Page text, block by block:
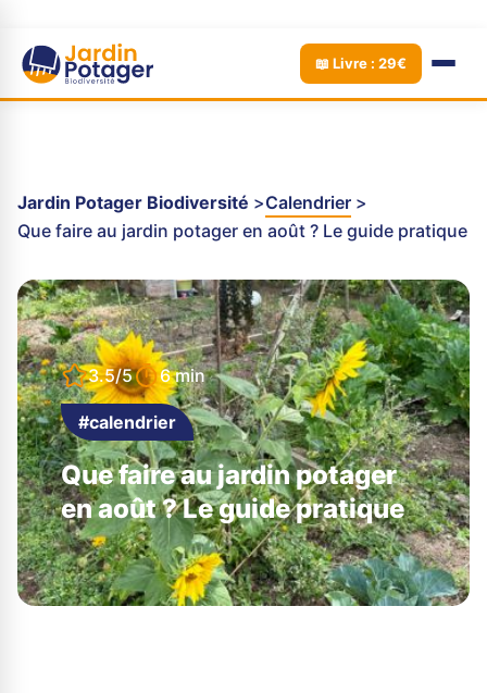
📖 Livre : 29€
Jardin Potager Biodiversité
Calendrier
Que faire au jardin potager en août ? Le guide pratique
3.5/5 6 min
#calendrier
Que faire au jardin potager
en août ? Le guide pratique